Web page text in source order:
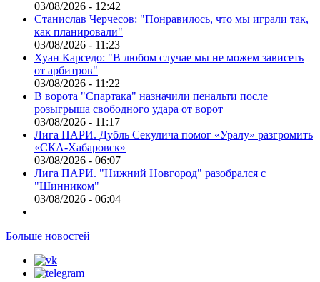
03/08/2026 - 12:42
Станислав Черчесов: "Понравилось, что мы играли так,
как планировали"
03/08/2026 - 11:23
Хуан Карседо: "В любом случае мы не можем зависеть
от арбитров"
03/08/2026 - 11:22
В ворота "Спартака" назначили пенальти после
розыгрыша свободного удара от ворот
03/08/2026 - 11:17
Лига ПАРИ. Дубль Секулича помог «Уралу» разгромить
«СКА-Хабаровск»
03/08/2026 - 06:07
Лига ПАРИ. "Нижний Новгород" разобрался с
"Шинником"
03/08/2026 - 06:04
Больше новостей